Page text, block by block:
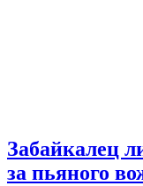
Забайкалец
за пьяного